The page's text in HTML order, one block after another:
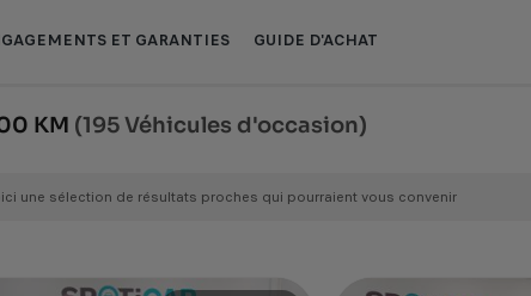
ET GARANTIES GUIDE D'ACHAT
KM (195 Véhicules d'occasion)
une sélection de résultats proches qui pourraient vous convenir